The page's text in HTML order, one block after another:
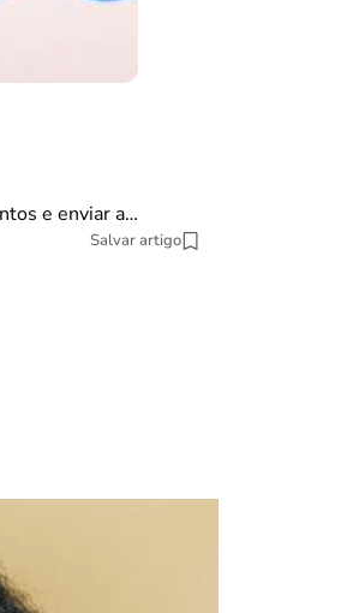
e enviar a…
Salvar artigo